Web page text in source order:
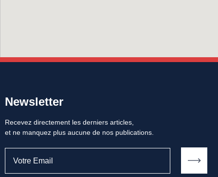
Newsletter
Recevez directement les derniers articles,
et ne manquez plus aucune de nos publications.